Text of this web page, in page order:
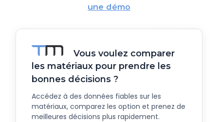
une démo
Vous voulez comparer
les matériaux pour prendre les
bonnes décisions ?
Accédez à des données fiables sur les
matériaux, comparez les option et prenez de
meilleures décisions plus rapidement.